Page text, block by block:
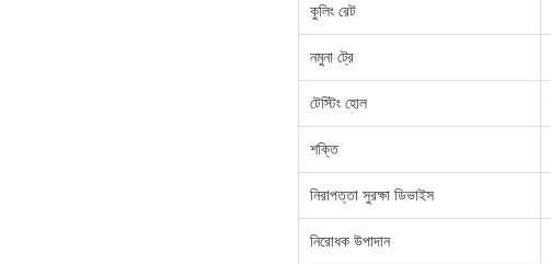
কুলিং রেট
নমুনা ট্রে
টেস্টিং হোল
শক্তি
নিরাপত্তা সুরক্ষা ডিভাইস
নিরোধক উপাদান